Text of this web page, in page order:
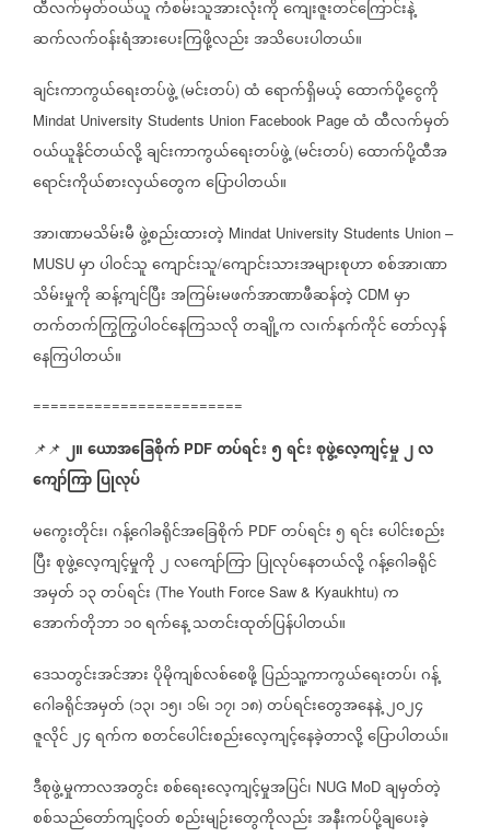
ထီလက်မှတ်ဝယ်ယူကံစမ်းသူအားလုံးကိုကျေးဇူးတင်ကြောင်းနဲ့
ဆက်လက်ဝန်းရံအားပေးကြဖို့လည်းအသိပေးပါတယ်။
ချင်းကာကွယ်ရေးတပ်ဖွဲ့ (မင်းတပ်) ထံရောက်ရှိမယ့်ထောက်ပို့ငွေကို
Mindat University Students Union Facebook Page ထံထီလက်မှတ်
ဝယ်ယူနိုင်တယ်လို့ချင်းကာကွယ်ရေးတပ်ဖွဲ့ (မင်းတပ်) ထောက်ပို့ထီအ
ရောင်းကိုယ်စားလှယ်တွေကပြောပါတယ်။
အာ၊ဏာမသိမ်းမီဖွဲ့စည်းထားတဲ့ Mindat University Students Union –
MUSU မှာပါဝင်သူကျောင်းသူ/ကျောင်းသားအများစုဟာစစ်အာ၊ဏာ
သိမ်းမှုကိုဆန့်ကျင်ပြီးအကြမ်းမဖက်အာဏာဖီဆန်တဲ့ CDM မှာ
တက်တက်ကြွကြွပါဝင်နေကြသလိုတချို့ကလ၊က်နက်ကိုင်တော်လှန်
နေကြပါတယ်။
========================
📌📌 ၂။ယောအခြေစိုက် PDF တပ်ရင်း ၅ရင်းစုဖွဲ့လေ့ကျင့်မှု၂လ
ကျော်ကြာပြုလုပ်
မကွေးတိုင်း၊ဂန့်ဂေါခရိုင်အခြေစိုက် PDF တပ်ရင်း၅ရင်းပေါင်းစည်း
ပြီးစုဖွဲ့လေ့ကျင့်မှုကို၂လကျော်ကြာပြုလုပ်နေတယ်လို့ဂန့်ဂေါခရိုင်
အမှတ် ၁၃တပ်ရင်း (The Youth Force Saw & Kyaukhtu) က
အောက်တိုဘာ၁၀ရက်နေ့သတင်းထုတ်ပြန်ပါတယ်။
ဒေသတွင်းအင်အားပိုမိုကျစ်လစ်စေဖို့ပြည်သူ့ကာကွယ်ရေးတပ်၊ဂန့်
ဂေါခရိုင်အမှတ် (၁၃၊ ၁၅၊ ၁၆၊ ၁၇၊ ၁၈) တပ်ရင်းတွေအနေနဲ့၂၀၂၄
ဇူလိုင်၂၄ရက်ကစတင်ပေါင်းစည်းလေ့ကျင့်နေခဲ့တာလို့ပြောပါတယ်။
ဒီစုဖွဲ့မှုကာလအတွင်းစစ်ရေးလေ့ကျင့်မှုအပြင်၊ NUG MoD ချမှတ်တဲ့
စစ်သည်တော်ကျင့်ဝတ်စည်းမျဉ်းတွေကိုလည်းအနီးကပ်ပို့ချပေးခဲ့